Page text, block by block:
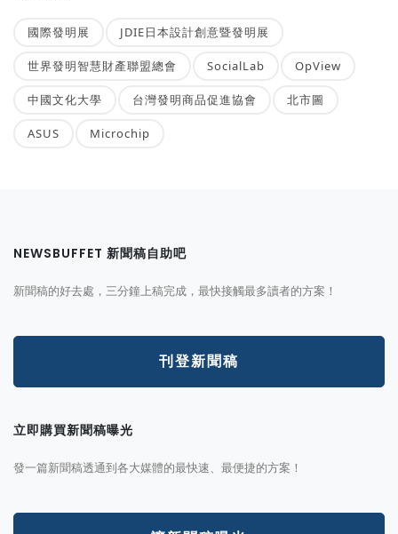
國際發明展 JDIE日本設計創意暨發明展
世界發明智慧財產聯盟總會 SocialLab OpView
中國文化大學 台灣發明商品促進協會 北市圖
ASUS Microchip
NEWSBUFFET 新聞稿自助吧
新聞稿的好去處，三分鐘上稿完成，最快接觸最多讀者的方案！
刊登新聞稿
立即購買新聞稿曝光
發一篇新聞稿透通到各大媒體的最快速、最便捷的方案！